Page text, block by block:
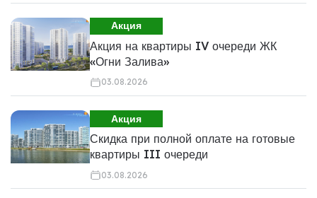
Акция
Акция на квартиры IV очереди ЖК
«Огни Залива»
03.08.2026
Акция
Скидка при полной оплате на готовые
квартиры III очереди
03.08.2026